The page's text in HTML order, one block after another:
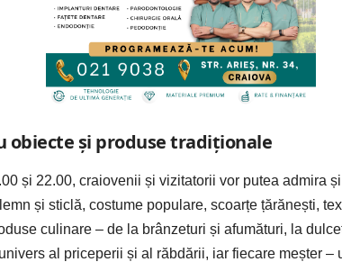
obiecte și produse tradiționale
și 22.00, craiovenii și vizitatorii vor putea admira
și sticlă, costume populare, scoarțe țărănești,
culinare – de la brânzeturi și afumături, la
al priceperii și al răbdării, iar fiecare meșter –